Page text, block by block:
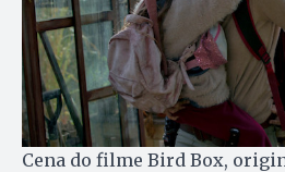
Cena do filme Bird Box,